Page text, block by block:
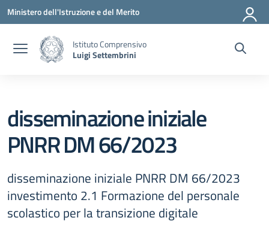
Vai ai contenuti
Vai al menu di navigazione
Vai al footer
Ministero dell'Istruzione e del Merito
Istituto Comprensivo
Luigi Settembrini
disseminazione iniziale
PNRR DM 66/2023
disseminazione iniziale PNRR DM 66/2023
investimento 2.1 Formazione del personale
scolastico per la transizione digitale